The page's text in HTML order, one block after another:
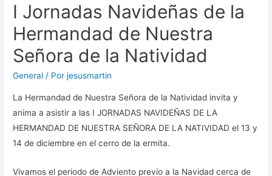
I Jornadas Navideñas de la
Hermandad de Nuestra
Señora de la Natividad
General / Porjesusmartin
La Hermandad de Nuestra Señora de la Natividad invita y
anima a asistir a las I JORNADAS NAVIDEÑAS DE LA
HERMANDAD DE NUESTRA SEÑORA DE LA NATIVIDAD el 13 y
14 de diciembre en el cerro de la ermita.
Vivamos el periodo de Adviento previo a la Navidad cerca de